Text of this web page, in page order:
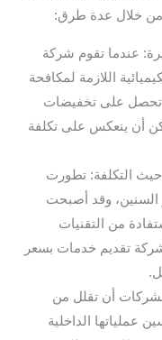
من خلال عدة طرق:
عندما تقوم شركة
اللازمة لمكافحة
تحصل على تخفيضات
أن ينعكس على تكلفة
حيث التكلفة: تطورت
وقد أصبحت
من التقنيات
تقديم خدمات بسعر
أن تقلل من
عملياتها الداخلية